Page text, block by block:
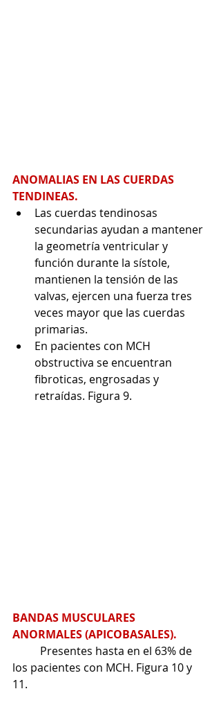
ANOMALIAS EN LAS CUERDAS
TENDINEAS.
Las cuerdas tendinosas
secundarias ayudan a mantener
la geometría ventricular y
función durante la sístole,
mantienen la tensión de las
valvas, ejercen una fuerza tres
veces mayor que las cuerdas
primarias.
En pacientes con MCH
obstructiva se encuentran
fibroticas, engrosadas y
retraídas. Figura 9.
BANDAS MUSCULARES
ANORMALES (APICOBASALES).
Presentes hasta en el 63% de
los pacientes con MCH. Figura 10 y
11.